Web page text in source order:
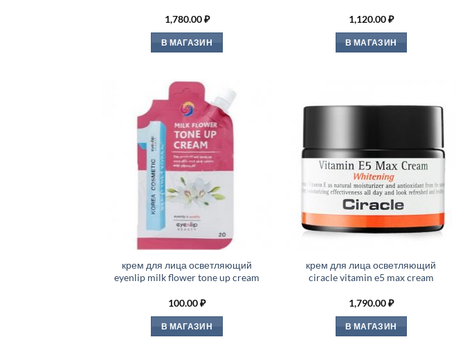
1,780.00₽
В МАГАЗИН
1,120.00₽
В МАГАЗИН
крем для лица осветляющий
eyenlip milk flower tone up cream
100.00₽
В МАГАЗИН
крем для лица осветляющий
ciracle vitamin e5 max cream
1,790.00₽
В МАГАЗИН